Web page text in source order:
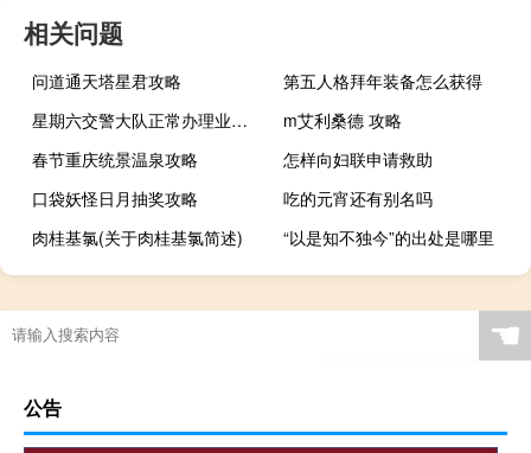
相关问题
问道通天塔星君攻略
第五人格拜年装备怎么获得
星期六交警大队正常办理业务吗
m艾利桑德 攻略
春节重庆统景温泉攻略
怎样向妇联申请救助
口袋妖怪日月抽奖攻略
吃的元宵还有别名吗
肉桂基氯(关于肉桂基氯简述)
“以是知不独今”的出处是哪里
☚
公告